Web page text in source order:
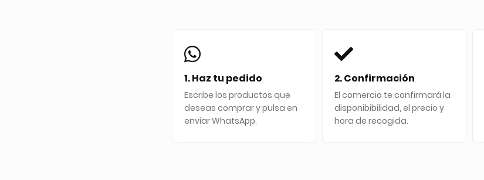
1. Haz tu pedido
Escribe los productos que
deseas comprar y pulsa en
enviar WhatsApp.
2. Confirmación
El comercio te confirmará la
disponibibilidad, el precio y
hora de recogida.